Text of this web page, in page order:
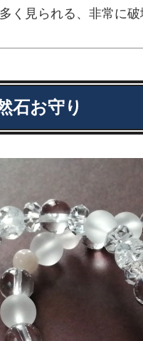
く見られる、非常に
石お守り